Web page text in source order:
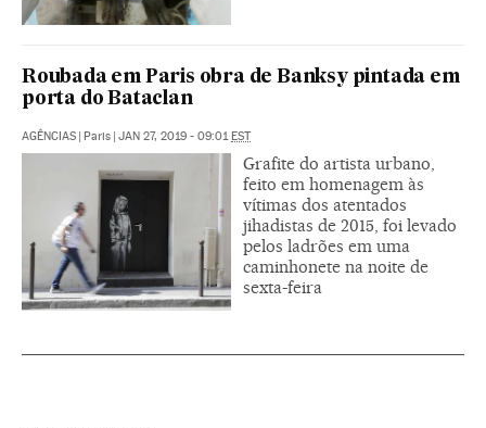
Roubada em Paris obra de Banksy pintada em
porta do Bataclan
AGÊNCIAS | Paris | JAN 27, 2019 - 09:01EST
Grafite do artista urbano,
feito em homenagem às
vítimas dos atentados
jihadistas de 2015, foi levado
pelos ladrões em uma
caminhonete na noite de
sexta-feira